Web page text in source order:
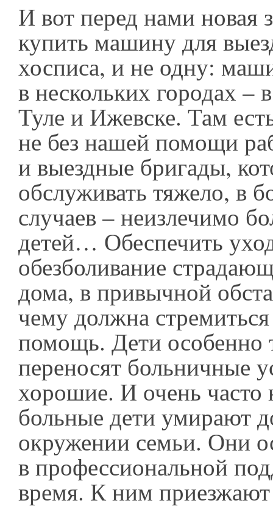
И вот перед нами новая
купить машину для
хосписа, и не одну:
в нескольких городах –
Туле и Ижевске. Там
не без нашей помощи
и выездные бригады,
обслуживать тяжело, в
случаев – неизлечимо
детей… Обеспечить
обезболивание
дома, в привычной
чему должна
помощь. Дети особенно
переносят больничные
хорошие. И очень часто
больные дети умирают
окружении семьи. Они
в профессиональной
время. К ним